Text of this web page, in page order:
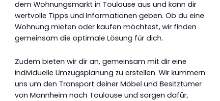
dem Wohnungsmarkt in Toulouse aus und kann dir
wertvolle Tipps und Informationen geben. Ob du eine
Wohnung mieten oder kaufen möchtest, wir finden
gemeinsam die optimale Lösung für dich.
Zudem bieten wir dir an, gemeinsam mit dir eine
individuelle Umzugsplanung zu erstellen. Wir kümmern
uns um den Transport deiner Möbel und Besitztümer
von Mannheim nach Toulouse und sorgen dafür,